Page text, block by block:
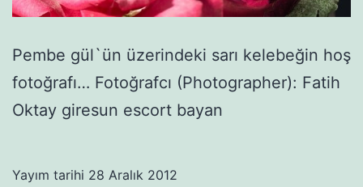
Pembe gül`ün üzerindeki sarı kelebeğin hoş
fotoğrafı… Fotoğrafcı (Photographer): Fatih
Oktay giresun escort bayan
Yayım tarihi 28 Aralık 2012